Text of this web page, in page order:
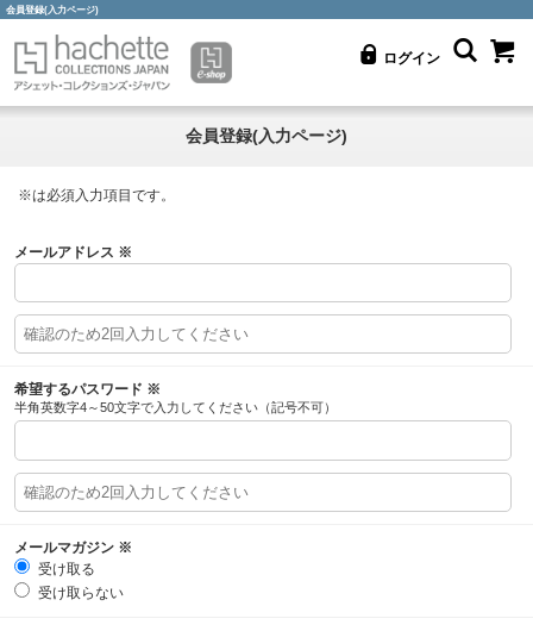
会員登録(入力ページ)
ログイン
会員登録(入力ページ)
※は必須入力項目です。
メールアドレス ※
希望するパスワード ※
半角英数字4～50文字で入力してください（記号不可）
メールマガジン ※
受け取る
受け取らない